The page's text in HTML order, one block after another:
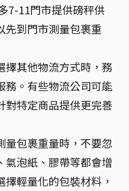
7-11門市提供磅秤供
先到門市測量包裹重
擇其他物流方式時，務
務。有些物流公司可能
對特定商品提供更完善
量包裹重量時，不要忽
氣泡紙、膠帶等都會增
輕量化的包裝材料，